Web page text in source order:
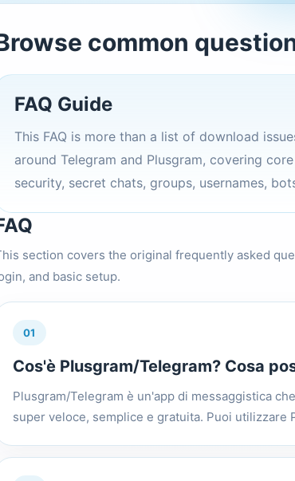
common
FAQ Guide
This FAQ is more than a list of download
around Telegram and Plusgram, covering
security, secret chats, groups, usernames,
section covers the original frequently asked
and basic setup.
01
Cos'è Plusgram/Telegram? Cosa
Plusgram/Telegram è un'app di messaggistica
super veloce, semplice e gratuita. Puoi utilizzare